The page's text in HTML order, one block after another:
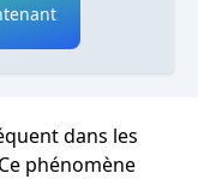
dans les
phénomène